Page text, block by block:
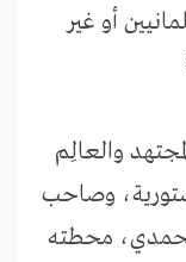
أو غير
والعالِم
وصاحب
محمدي، محطته